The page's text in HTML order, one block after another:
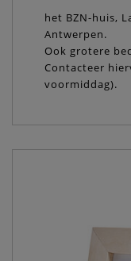
het BZN-huis,
Antwerpen.
Ook grotere
Contacteer
voormiddag).